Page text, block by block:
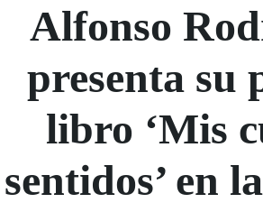
Alfonso
presenta su
libro ‘Mis
sentidos’ en